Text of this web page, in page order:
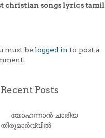
christian songs lyrics tamil
must be logged in to post a
Recent Posts
യോഹന്നാൻ ചാരിയ
തിരുമാർവ്വിൽ